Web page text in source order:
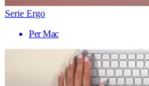
Serie Ergo
Per Mac